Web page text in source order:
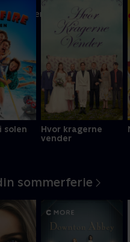
værdier for at overleve i
solen
Hvor kragerne
vender
sommerferie